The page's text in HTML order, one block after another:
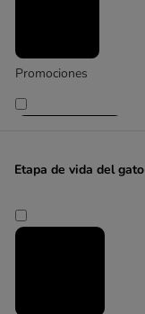
Catessy
Concept for Life
Dokas
Encore
Promociones
zooplus selección
Etapa de vida del gato